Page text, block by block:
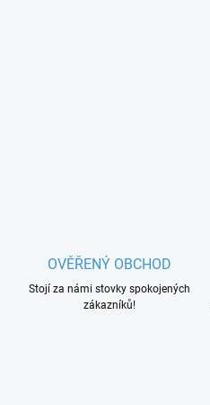
OVĚŘENÝ OBCHOD
Stojí za námi stovky spokojených
zákazníků!